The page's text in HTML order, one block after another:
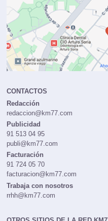
CONTACTOS
Redacción
redaccion@km77.com
Publicidad
91 513 04 95
publi@km77.com
Facturación
91 724 05 70
facturacion@km77.com
Trabaja con nosotros